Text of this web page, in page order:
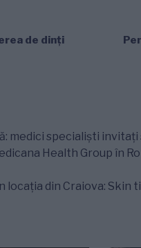
de dinţi
medici specialiști
Health Group în
locația din Craiova: